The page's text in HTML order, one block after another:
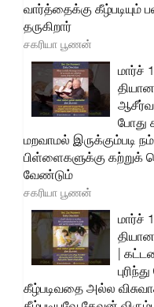
வார்த்தைக்கு கீழ்படியும்
தருகிறார்
சகரியா பூணன்
மார்ச்
போது
மறவாமல் இருக்கும்படி நம்
பிள்ளைகளுக்கு கற்றுக்
வேண்டும்
சகரியா பூணன்
மார்ச்
|
கீழ்படிவதை அல்ல